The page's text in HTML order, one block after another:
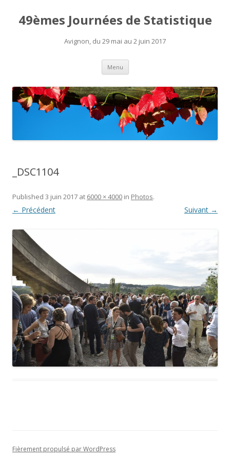
49èmes Journées de Statistique
Avignon, du 29 mai au 2 juin 2017
Menu Aller
contenu
_DSC1104
Published 3 juin 2017 at 6000 × 4000 in Photos.
← Précédent Suivant →
Fièrement propulsé par WordPress